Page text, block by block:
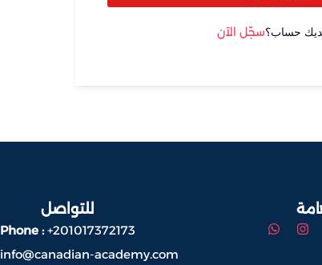
حساب؟سجّل الآن
للتواصل
Phone :+201017372173
info@canadian-academy.com